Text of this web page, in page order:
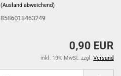
(Ausland abweichend)
8586018463249
0,90 EUR
inkl. 19% MwSt. zzgl. Versand